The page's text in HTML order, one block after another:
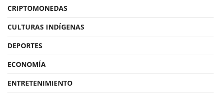
CRIPTOMONEDAS
CULTURAS INDÍGENAS
DEPORTES
ECONOMÍA
ENTRETENIMIENTO